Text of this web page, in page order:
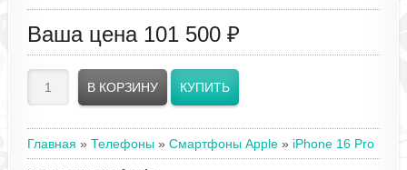
Ваша цена 101 500 ₽
Главная » Телефоны » Смартфоны Apple » iPhone 16 Pro